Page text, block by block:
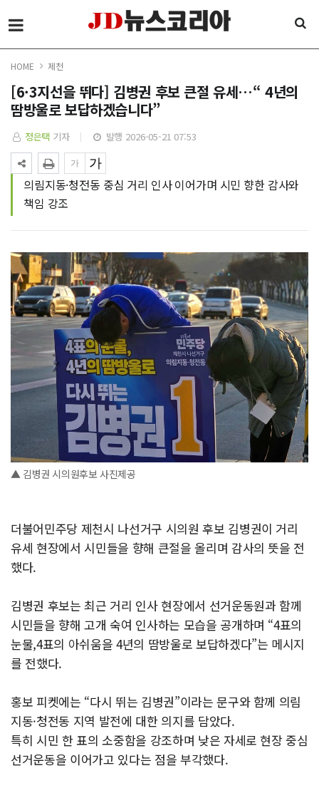
HOME 제천
[6·3지선을 뛰다] 김병권 후보 큰절 유세…“ 4년의
땀방울로 보답하겠습니다”
정은택 기자 발행 2026-05-21 07:53
의림지동·청전동 중심 거리 인사 이어가며 시민 향한 감사와
책임 강조
▲ 김병권 시의원후보 사진제공
더불어민주당 제천시 나선거구 시의원 후보 김병권이 거리
유세 현장에서 시민들을 향해 큰절을 올리며 감사의 뜻을 전
했다.
김병권 후보는 최근 거리 인사 현장에서 선거운동원과 함께
시민들을 향해 고개 숙여 인사하는 모습을 공개하며 “4표의
눈물,4표의 아쉬움을 4년의 땀방울로 보답하겠다”는 메시지
를 전했다.
홍보 피켓에는 “다시 뛰는 김병권”이라는 문구와 함께 의림
지동·청전동 지역 발전에 대한 의지를 담았다.
특히 시민 한 표의 소중함을 강조하며 낮은 자세로 현장 중심
선거운동을 이어가고 있다는 점을 부각했다.